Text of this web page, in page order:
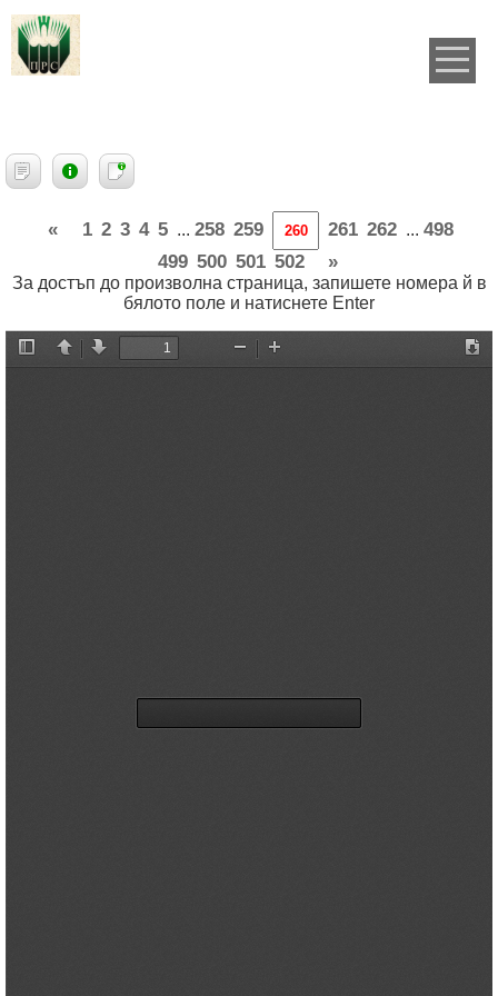
« 1 2 3 4 5 ... 258 259 261 262 ... 498
499 500 501 502 »
За достъп до произволна страница, запишете номера й в
бялото поле и натиснете Enter